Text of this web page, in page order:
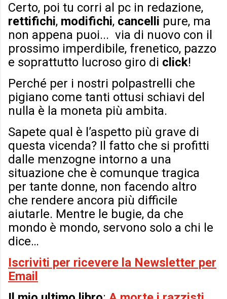
Certo, poi tu corri al pc in redazione,
rettifichi, modifichi, cancelli pure, ma
non appena puoi... via di nuovo con il
prossimo imperdibile, frenetico, pazzo
e soprattutto lucroso giro di click!
Perché per i nostri polpastrelli che
pigiano come tanti ottusi schiavi del
nulla è la moneta più ambita.
Sapete qual è l’aspetto più grave di
questa vicenda? Il fatto che si profitti
dalle menzogne intorno a una
situazione che è comunque tragica
per tante donne, non facendo altro
che rendere ancora più difficile
aiutarle. Mentre le bugie, da che
mondo è mondo, servono solo a chi le
dice…
Iscriviti per ricevere la Newsletter per
Email